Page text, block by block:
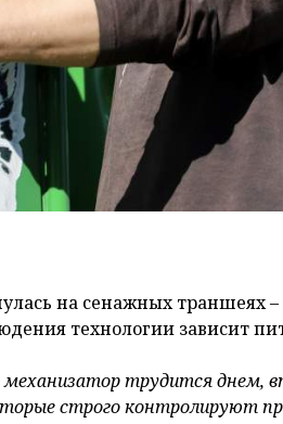
на сенажных траншеях
технологии зависит
механизатор трудится днем,
строго контролируют